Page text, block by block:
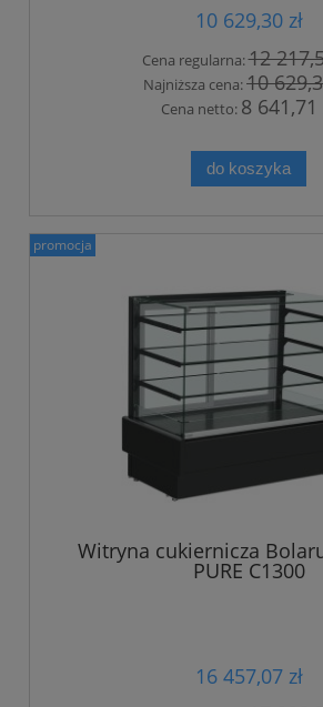
10 629,30 zł
Cena regularna:12
Najniższa cena:10
Cena netto: 8 641,71
do koszyka
Witryna cukiernicza
PURE C1300
16 457,07 zł
promocja